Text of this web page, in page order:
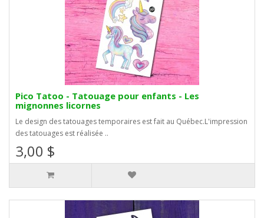
Pico Tatoo - Tatouage pour enfants - Les
mignonnes licornes
Le design des tatouages temporaires est fait au Québec.L'impression
des tatouages est réalisée ..
3,00 $